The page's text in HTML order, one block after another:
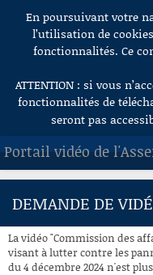
Aller au contenu
En poursuivant votre
l’utilisation de
fonctionnalités. Ce
ATTENTION : si vous
fonctionnalités de
seront pas
Portail vidéo de
ACCUEIL
À LA DEMANDE
DEMANDE DE
La vidéo "Commission des
visant à lutter contre les
du 4 décembre 2024 n'est